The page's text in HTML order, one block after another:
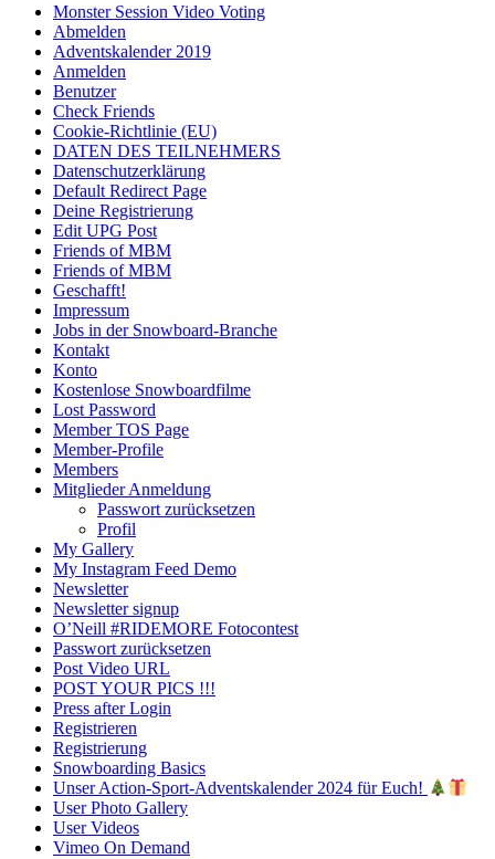
Monster Session Video Voting
Abmelden
Adventskalender 2019
Anmelden
Benutzer
Check Friends
Cookie-Richtlinie (EU)
DATEN DES TEILNEHMERS
Datenschutzerklärung
Default Redirect Page
Deine Registrierung
Edit UPG Post
Friends of MBM
Friends of MBM
Geschafft!
Impressum
Jobs in der Snowboard-Branche
Kontakt
Konto
Kostenlose Snowboardfilme
Lost Password
Member TOS Page
Member-Profile
Members
Mitglieder Anmeldung
Passwort zurücksetzen
Profil
My Gallery
My Instagram Feed Demo
Newsletter
Newsletter signup
O’Neill #RIDEMORE Fotocontest
Passwort zurücksetzen
Post Video URL
POST YOUR PICS !!!
Press after Login
Registrieren
Registrierung
Snowboarding Basics
Unser Action-Sport-Adventskalender 2024 für Euch!
User Photo Gallery
User Videos
Vimeo On Demand